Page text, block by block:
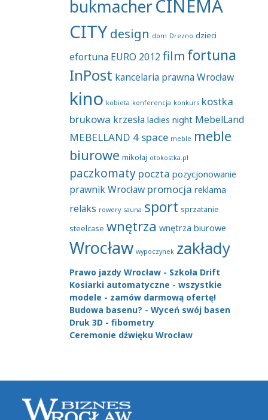
bukmacherCINEMA
CITYdesign dom Drezno dzieci
efortuna EURO 2012film fortuna
InPost kancelaria prawna Wrocław
kino kobieta konferencja konkurs kostka
brukowa krzesła ladies night MebelLand
MEBELLAND 4 space meble meble
biurowe mikołaj otokostka.pl
paczkomaty poczta pozycjonowanie
prawnik Wrocław promocja reklama
relaks rowery sauna sport sprzatanie
steelcase wnętrza wnętrza biurowe
Wrocław wypoczynek zakłady
Prawo jazdy Wrocław - Szkoła Drift
Kosiarki automatyczne - wszystkie
modele - zamów darmową ofertę!
Budowa basenu? - Wyceń swój basen
Druk 3D - fibometry
Ceremonie dźwięku Wrocław